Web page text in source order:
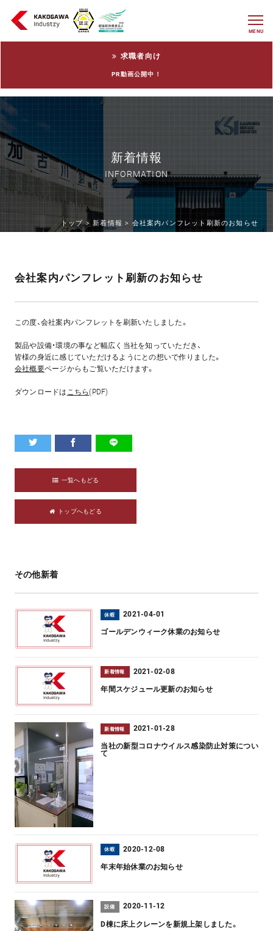
MENU
求職者向け
PR動画公開中！
新着情報
INFORMATION
トップ >新着情報 > 会社案内パンフレット刷新のお知らせ
会社案内パンフレット刷新のお知らせ
この度、会社案内パンフレットを刷新いたしました。
製品や設備・環境の事など幅広く当社を知っていただき、
皆様の身近に感じていただけるようにとの想いで作りました。
会社概要ページからもご覧いただけます。
ダウンロードは こちら(PDF)
一覧へもどる
トップへもどる
その他新着
休暇 2021-04-01
ゴールデンウィーク休業のお知らせ
新着情報 2021-02-08
年間スケジュール更新のお知らせ
新着情報 2021-01-28
当社の新型コロナウイルス感染防止対策につい
て
休暇 2020-12-08
年末年始休業のお知らせ
設備 2020-11-12
D棟に床上クレーンを新規上架しました。